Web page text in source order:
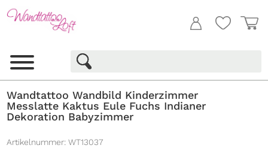
Wandtattoo Wandbild Kinderzimmer
Messlatte Kaktus Eule Fuchs Indianer
Dekoration Babyzimmer
Artikelnummer: WT13037